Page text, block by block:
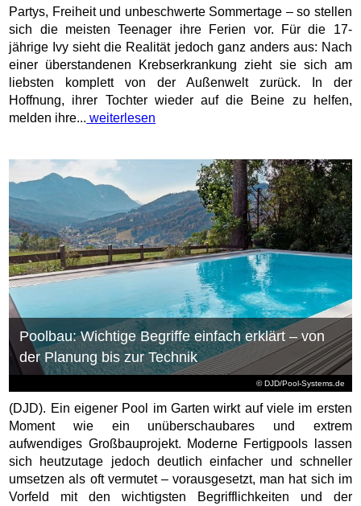
Partys, Freiheit und unbeschwerte Sommertage – so stellen
sich die meisten Teenager ihre Ferien vor. Für die 17-
jährige Ivy sieht die Realität jedoch ganz anders aus: Nach
einer überstandenen Krebserkrankung zieht sie sich am
liebsten komplett von der Außenwelt zurück. In der
Hoffnung, ihrer Tochter wieder auf die Beine zu helfen,
melden ihre... weiterlesen
© DJD/Pool-Systems.de
Poolbau: Wichtige Begriffe einfach erklärt – von
der Planung bis zur Technik
(DJD). Ein eigener Pool im Garten wirkt auf viele im ersten
Moment wie ein unüberschaubares und extrem
aufwendiges Großbauprojekt. Moderne Fertigpools lassen
sich heutzutage jedoch deutlich einfacher und schneller
umsetzen als oft vermutet – vorausgesetzt, man hat sich im
Vorfeld mit den wichtigsten Begrifflichkeiten und der